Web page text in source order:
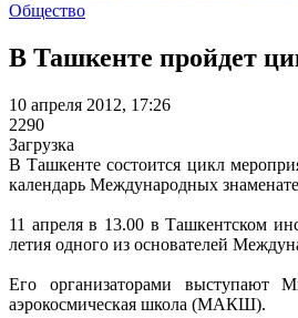
Общество
В Ташкенте пройдет
10 апреля 2012, 17:26
2290
Загрузка
В Ташкенте состоится цикл
календарь Международных
11 апреля в 13.00 в Ташкентском
летия одного из основателей
Его организаторами выступают
аэрокосмическая школа (МАКШ).